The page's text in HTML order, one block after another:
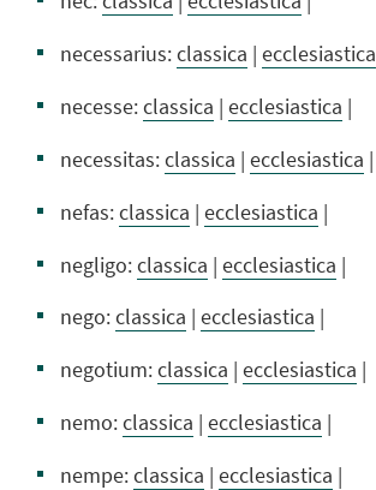
necessarius:classica | ecclesiastica
necesse:classica | ecclesiastica |
necessitas:classica | ecclesiastica |
nefas:classica | ecclesiastica |
negligo:classica | ecclesiastica |
nego:classica | ecclesiastica |
negotium:classica | ecclesiastica |
nemo:classica | ecclesiastica |
nempe:classica | ecclesiastica |